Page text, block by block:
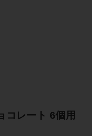
コレート 6個用